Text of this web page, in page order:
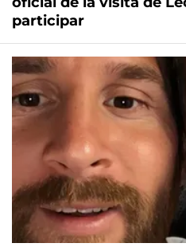
participar